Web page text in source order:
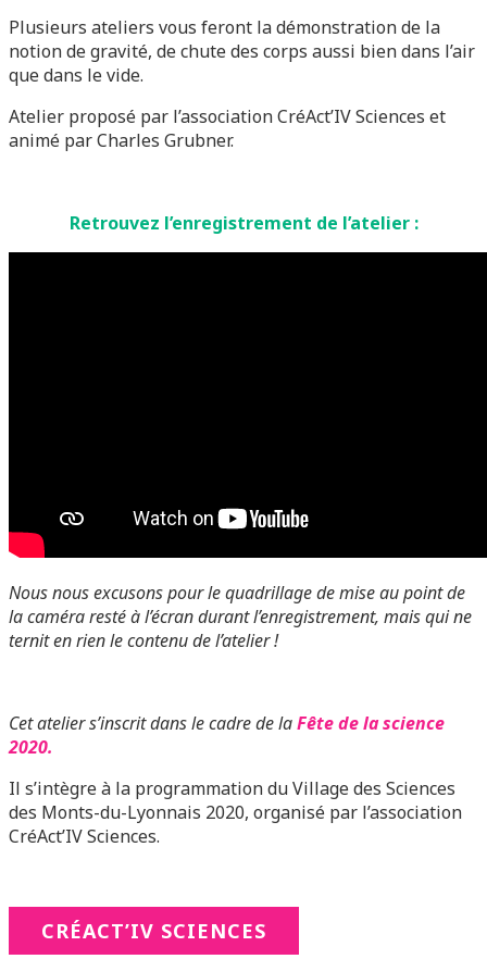
Plusieurs ateliers vous feront la démonstration de la
notion de gravité, de chute des corps aussi bien dans l’air
que dans le vide.
Atelier proposé par l’association CréAct’IV Sciences et
animé par Charles Grubner.
Retrouvez l’enregistrement de l’atelier :
Nous nous excusons pour le quadrillage de mise au point de
la caméra resté à l’écran durant l’enregistrement, mais qui ne
ternit en rien le contenu de l’atelier !
Cet atelier s’inscrit dans le cadre de laFête de la science
2020.
Il s’intègre à la programmation du Village des Sciences
des Monts-du-Lyonnais 2020, organisé par l’association
CréAct’IV Sciences.
CRÉACT’IV SCIENCES